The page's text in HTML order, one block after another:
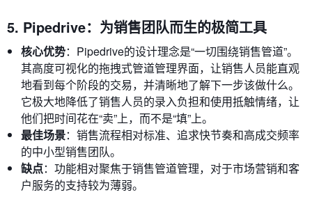
5. Pipedrive：为销售团队而生的极简工具
核心优势：Pipedrive的设计理念是“一切围绕销售管道”。
其高度可视化的拖拽式管道管理界面，让销售人员能直观
地看到每个阶段的交易，并清晰地了解下一步该做什么。
它极大地降低了销售人员的录入负担和使用抵触情绪，让
他们把时间花在“卖”上，而不是“填”上。
最佳场景：销售流程相对标准、追求快节奏和高成交频率
的中小型销售团队。
缺点：功能相对聚焦于销售管道管理，对于市场营销和客
户服务的支持较为薄弱。